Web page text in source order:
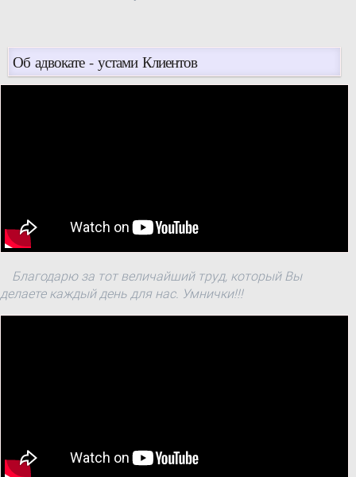
фондів (м. Київ)
публічного акціонерного
товариства
Об адвокате - устами Клиентов
Благодарю за тот величайший труд, который Вы
делаете каждый день для нас. Умнички!!!